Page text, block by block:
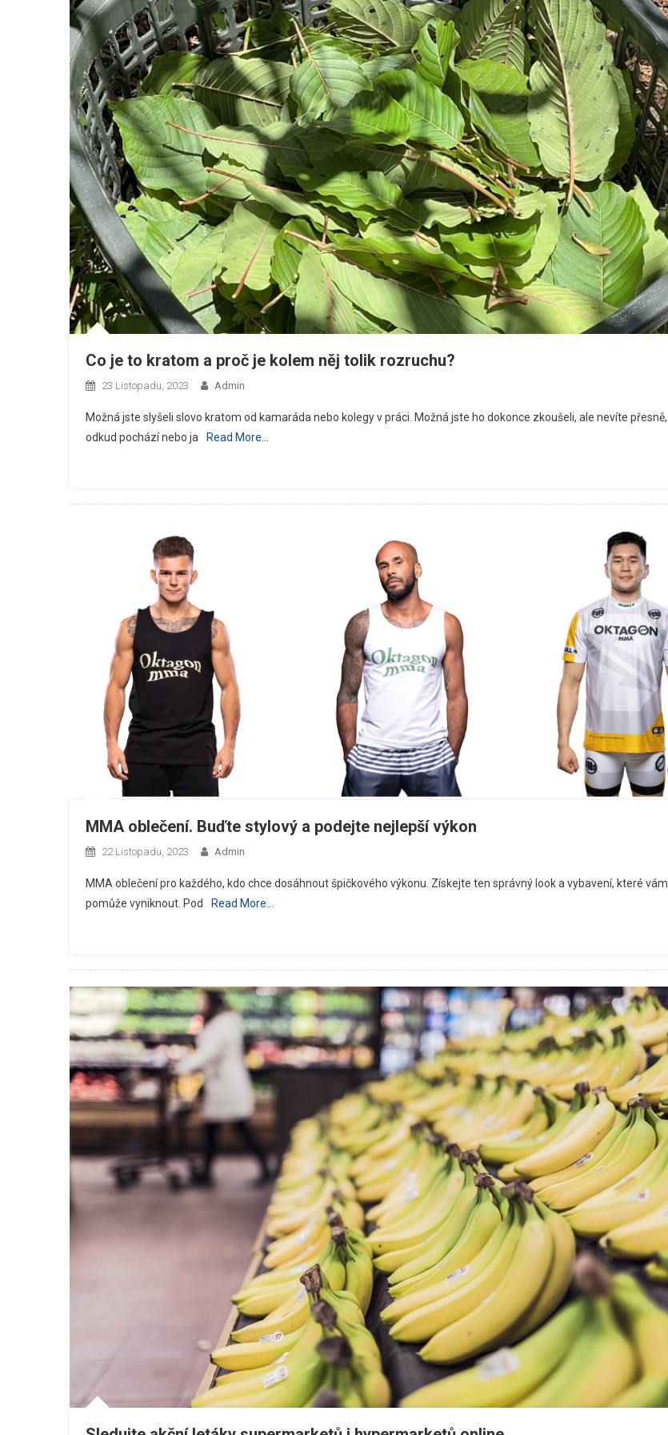
Co je to kratom a proč je kolem něj tolik rozruchu?
23 Listopadu, 2023 Admin
Možná jste slyšeli slovo kratom od kamaráda nebo kolegy v práci. Možná jste ho dokonce zkoušeli, ale nevíte přesně,
odkud pochází nebo ja
Read More…
MMA oblečení. Buďte stylový a podejte nejlepší výkon
22 Listopadu, 2023 Admin
MMA oblečení pro každého, kdo chce dosáhnout špičkového výkonu. Získejte ten správný look a vybavení, které vám
pomůže vyniknout. Pod
Read More…